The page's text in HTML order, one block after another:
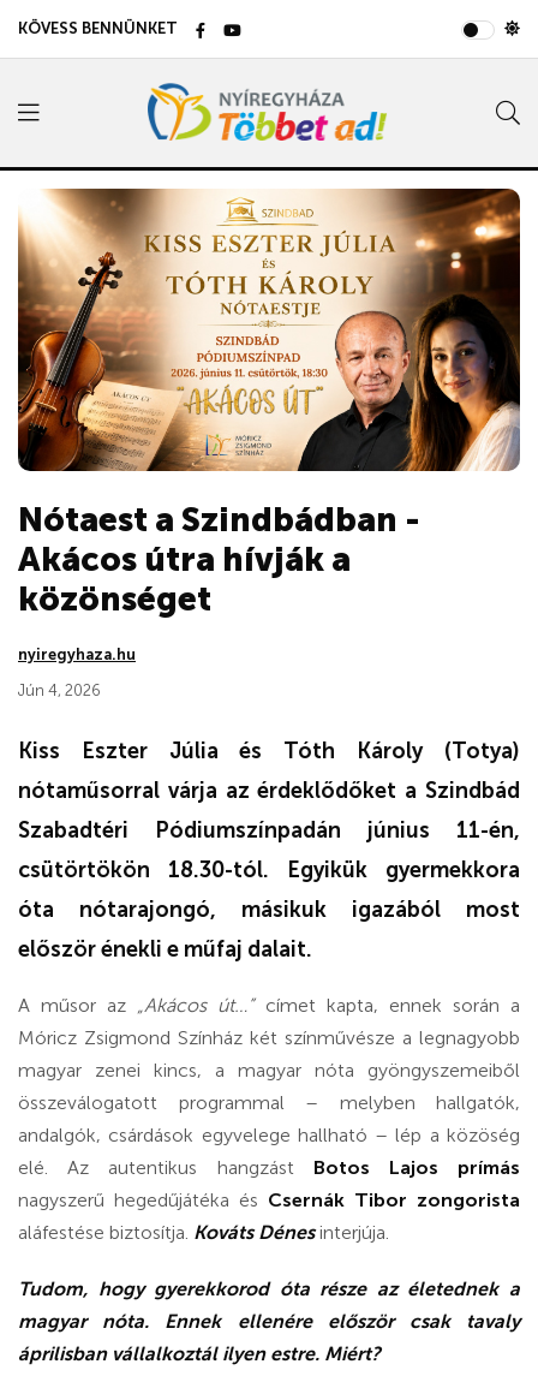
KÖVESS BENNÜNKET
Nótaest a Szindbádban -
Akácos útra hívják a
közönséget
nyiregyhaza.hu
Jún 4, 2026
Kiss Eszter Júlia és Tóth Károly (Totya)
nótaműsorral várja az érdeklődőket a Szindbád
Szabadtéri Pódiumszínpadán június 11-én,
csütörtökön 18.30-tól. Egyikük gyermekkora
óta nótarajongó, másikuk igazából most
először énekli e műfaj dalait.
A műsor az „Akácos út…”címet kapta, ennek során a
Móricz Zsigmond Színház két színművésze a legnagyobb
magyar zenei kincs, a magyar nóta gyöngyszemeiből
összeválogatott programmal – melyben hallgatók,
andalgók, csárdások egyvelege hallható – lép a közöség
elé. Az autentikus hangzást Botos Lajos prímás
nagyszerű hegedűjátéka és Csernák Tibor zongorista
aláfestése biztosítja. Kováts Dénesinterjúja.
Tudom, hogy gyerekkorod óta része az életednek a
magyar nóta. Ennek ellenére először csak tavaly
áprilisban vállalkoztál ilyen estre. Miért?